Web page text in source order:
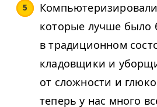
которые лучше было
в традиционном
кладовщики и
от сложности и
теперь у нас много